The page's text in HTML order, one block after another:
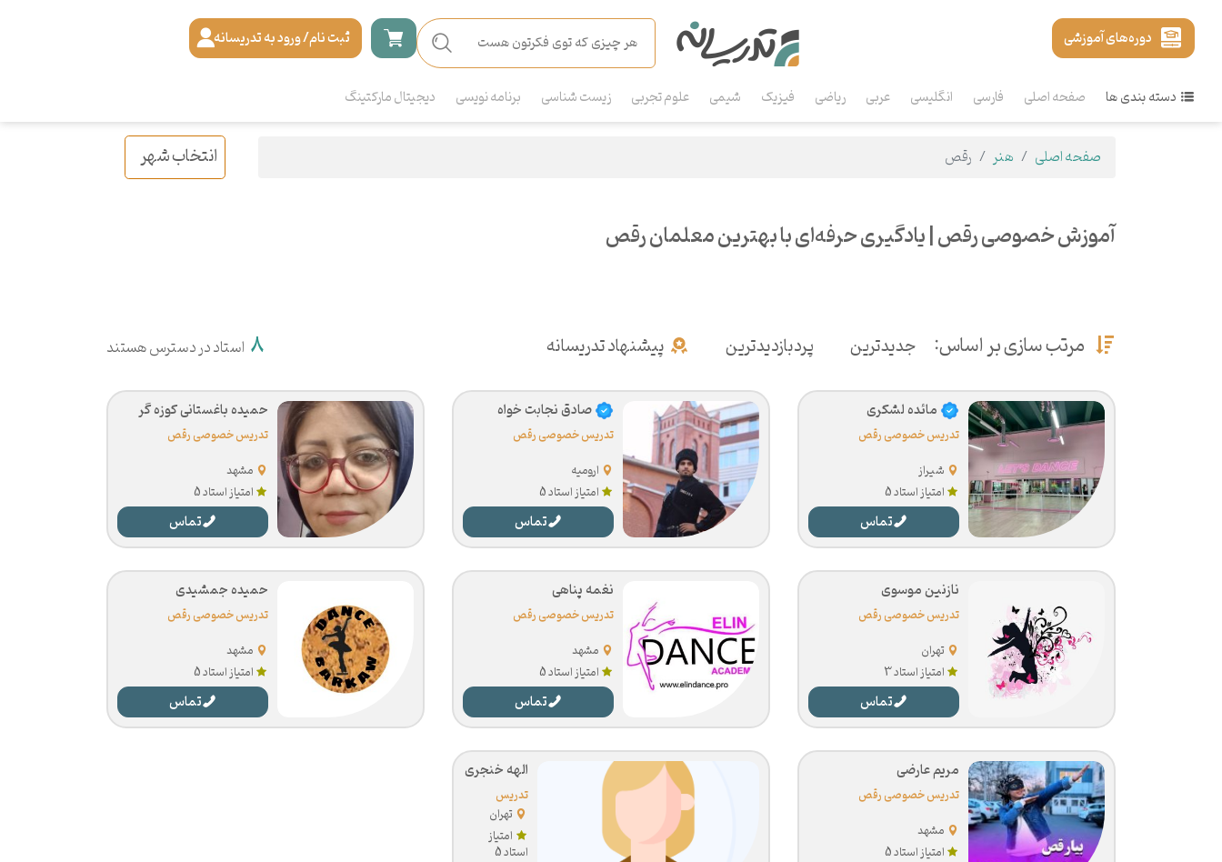
دوره‌های آموزشی ثبت نام/ ورود به تدریسانه
دسته بندی ها صفحه اصلی فارسی انگلیسی عربی ریاضی فیزیک شیمی علوم تجربی زیست شناسی برنامه نویسی دیجیتال مارکتینگ
صفحه اصلی هنر رقص انتخاب شهر
آموزش خصوصی رقص | یادگیری حرفه‌ای با بهترین معلمان رقص
مرتب سازی بر اساس: جدیدترین پردبازدیدترین پیشنهاد تدریسانه 8 استاد در دسترس هستند
تدریس خصوصی رقص
شیراز
امتیاز استاد 5
تماس
تدریس خصوصی رقص
ارومیه
امتیاز استاد 5
تماس
حمیده باغستانی کوزه گر
تدریس خصوصی رقص
مشهد
امتیاز استاد 5
تماس
نازنین موسوی
تدریس خصوصی رقص
تهران
امتیاز استاد 3
تماس
نغمه پناهی
تدریس خصوصی رقص
مشهد
امتیاز استاد 5
تماس
حمیده جمشیدی
تدریس خصوصی رقص
مشهد
امتیاز استاد 5
تماس
مریم عارضی
تدریس خصوصی رقص
مشهد
امتیاز استاد 5
الهه خنجری
تدریس
خصوصی
رقص
تهران
امتیاز
استاد 5